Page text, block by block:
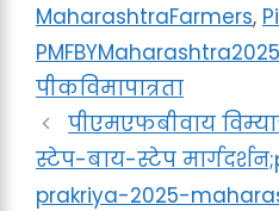
MaharashtraFarmers,
PMFBYMaharashtra2025
पीकविमापात्रता
पीएमएफबीवाय
स्टेप-बाय-स्टेप
prakriya-2025-